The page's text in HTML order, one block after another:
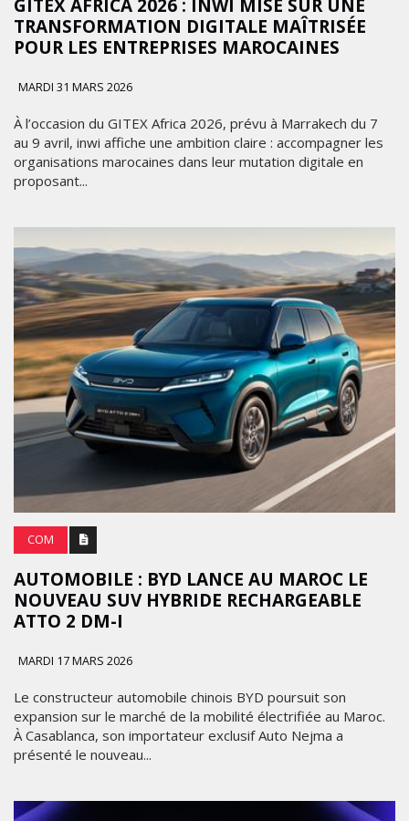
GITEX AFRICA 2026 : INWI MISE SUR UNE
TRANSFORMATION DIGITALE MAÎTRISÉE
POUR LES ENTREPRISES MAROCAINES
MARDI 31 MARS 2026
À l’occasion du GITEX Africa 2026, prévu à Marrakech du 7
au 9 avril, inwi affiche une ambition claire : accompagner les
organisations marocaines dans leur mutation digitale en
proposant...
COM
AUTOMOBILE : BYD LANCE AU MAROC LE
NOUVEAU SUV HYBRIDE RECHARGEABLE
ATTO 2 DM-I
MARDI 17 MARS 2026
Le constructeur automobile chinois BYD poursuit son
expansion sur le marché de la mobilité électrifiée au Maroc.
À Casablanca, son importateur exclusif Auto Nejma a
présenté le nouveau...